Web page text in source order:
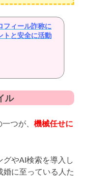
フィール詐称に
トと安全に活動
ル
つが、 機械任せに
やAI検索を導入し
に至っている人た